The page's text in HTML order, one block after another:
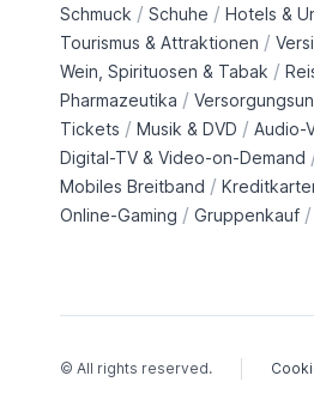
Schmuck / Schuhe / Hotels &
Tourismus & Attraktionen /
Wein, Spirituosen & Tabak /
Pharmazeutika /
Tickets / Musik & DVD / Audio-
Digital-TV & Video-on-Demand
Mobiles Breitband /
Online-Gaming / Gruppenkauf /
© All rights reserved.